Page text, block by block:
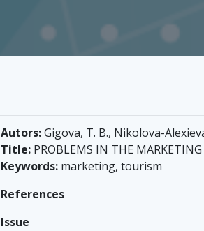
Autors:Gigova, T. B., Nikolova-
Title: PROBLEMS IN THE
Keywords: marketing, tourism
References
Issue